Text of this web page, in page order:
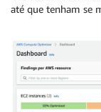
até que tenham se